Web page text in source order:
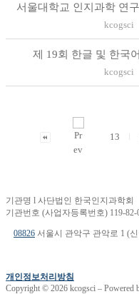
서울대학교 인지과학 연
kcogsci
제 19회 한글 및 한국
kcogsci
13
기관명 l 사단법인 한국인지과학
기관번호 (사업자등록번호) 119-82-
08826 서울시 관악구 관악로 1 (
개인정보처리방침
Copyright © 2026 kcogsci – Powered